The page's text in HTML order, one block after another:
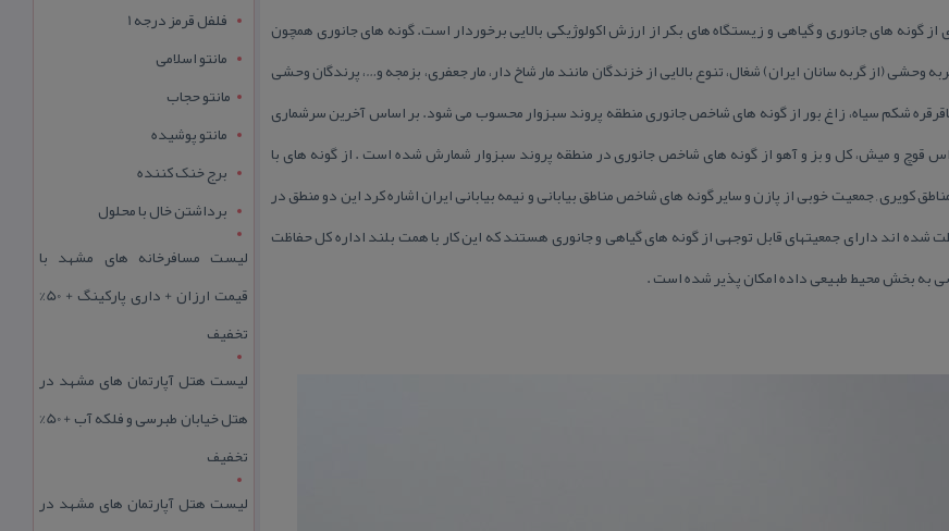
از گونه های جانوری و گیاهی و زیستگاه های بكر از ارزش اكولوژیكی بالایی برخوردار است. گونه های جانوری همچون
وحشی (از گربه سانان ایران) شغال، تنوع بالایی از خزندگان مانند مار شاخ دار، مار جعفری، بزمجه و…، پرندگان وحشی
باقرقره شكم سیاه، زاغ بور از گونه های شاخص جانوری منطقه پروند سبزوار محسوب می شود. بر اساس آخرین سرشماری
وحوش و پستانداران تعداد ۸۶۴ راس قوچ و میش، كل و بز و آهو از گونه های شاخص جانوری در منطقه پروند سبزوار شمارش شده است . از گونه های با
كویری , جمعیت خوبی از پازن و سایر گونه های شاخص مناطق بیابانی و نیمه بیابانی ایران اشاره كرد این دو منطق در
اند دارای جمعیتهای قابل توجهی از گونه های گیاهی و جانوری هستند كه این كار با همت بلند اداره كل حفاظت
بخش محیط طبیعی داده امكان پذیر شده است .
فلفل قرمز درجه 1
مانتو اسلامی
مانتو حجاب
مانتو پوشیده
برج خنک کننده
برداشتن خال با محلول
لیست مسافرخانه های مشهد با
قیمت ارزان + داری پارکینگ + 50%
تخفیف
لیست هتل آپارتمان های مشهد در
هتل خیابان طبرسی و فلکه آب + 50%
تخفیف
لیست هتل آپارتمان های مشهد در